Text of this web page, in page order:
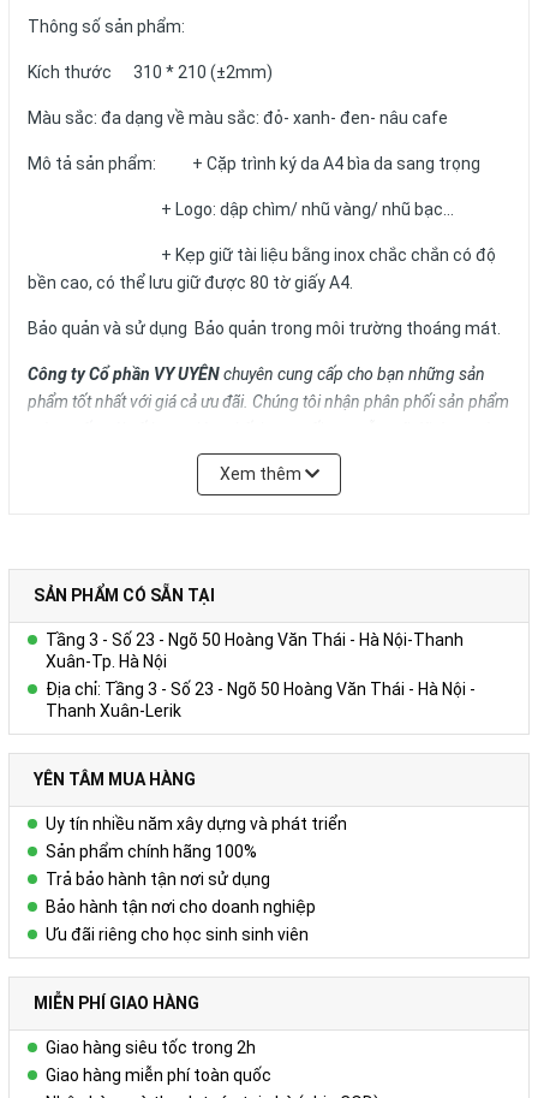
Thông số sản phẩm:
Kích thước 310 * 210 (±2mm)
Màu sắc: đa dạng về màu sắc: đỏ- xanh- đen- nâu cafe
Mô tả sản phẩm: + Cặp trình ký da A4 bìa da sang trọng
+ Logo: dập chìm/ nhũ vàng/ nhũ bạc...
+ Kẹp giữ tài liệu bằng inox chắc chắn có độ
bền cao, có thể lưu giữ được 80 tờ giấy A4.
Bảo quản và sử dụng Bảo quản trong môi trường thoáng mát.
Công ty Cổ phần VY UYÊNchuyên cung cấp cho bạn những sản
phẩm tốt nhất với giá cả ưu đãi. Chúng tôi nhận phân phối sản phẩm
giá cả phải chăng. Chúng tôi cũng cung cấp Dịch vụ Quà tặng phù
hợp nhất cho từng đối tượng doanh nghiệp của từng lĩnh vực, ngân
HOTLINE: 0978.552.388/ 024 6260 5496
Liên hệ
+ Kích thước: A4, A5...
+ Bìa cứng, màu sắc phong phú
+ Các trang viết: Gồm 180-200 trang, in 4 màu theo yêu cầu.
Để biết thêm chi tiết, xin liên hệ:
Công ty Cổ phần Vy Uyên
DC: Số 23, ngõ 50 Hoàng Văn Thái, Khương Mai, Thanh Xuân, Hà
Nội
Hotline/zalo : 0978.552.388 ( Ms Uyên)
Xem thêm
SẢN PHẨM CÓ SẴN TẠI
Tầng 3 - Số 23 - Ngõ 50 Hoàng Văn Thái - Hà Nội-Thanh
Xuân-Tp. Hà Nội
Địa chỉ: Tầng 3 - Số 23 - Ngõ 50 Hoàng Văn Thái - Hà Nội -
Thanh Xuân-Lerik
YÊN TÂM MUA HÀNG
Uy tín nhiều năm xây dựng và phát triển
Sản phẩm chính hãng 100%
Trả bảo hành tận nơi sử dụng
Bảo hành tận nơi cho doanh nghiệp
Ưu đãi riêng cho học sinh sinh viên
MIỄN PHÍ GIAO HÀNG
Giao hàng siêu tốc trong 2h
Giao hàng miễn phí toàn quốc